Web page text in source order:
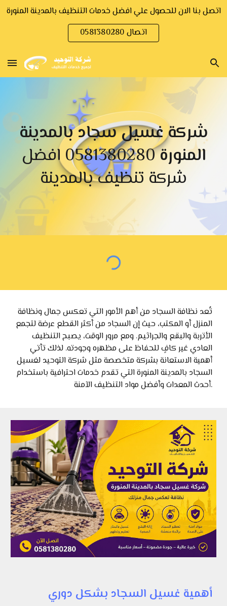
Skip to navigation
اتصل بنا الان للحصول علي افضل خدمات التنظيف بالمدينة المنورة
اتصال 0581380280
شركة غسيل سجاد بالمدينة
المنورة
0581380280 افضل
شركة تنظيف بالمدينة
تُعد نظافة السجاد من أهم الأمور التي تعكس جمال ونظافة
المنزل أو المكتب، حيث إن السجاد من أكثر القطع عرضة لتجمع
الأتربة والبقع والجراثيم. ومع مرور الوقت، يصبح التنظيف
العادي غير كافٍ للحفاظ على مظهره وجودته. لذلك تأتي
أهمية الاستعانة بشركة متخصصة مثل شركة التوحيد لغسيل
السجاد بالمدينة المنورة التي تقدم خدمات احترافية باستخدام
أحدث المعدات وأفضل مواد التنظيف الآمنة.
أهمية غسيل السجاد بشكل دوري